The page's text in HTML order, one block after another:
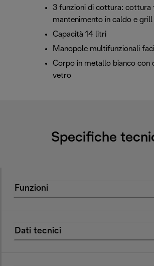
3 funzioni di cottura: cottura
mantenimento in caldo e grill
Capacità 14 litri
Manopole multifunzionali
Corpo in metallo bianco con
vetro
Specifiche
Funzioni
Dati tecnici